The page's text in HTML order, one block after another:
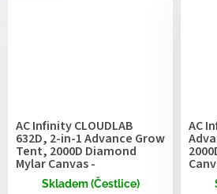
AC Infinity CLOUDLAB
632D, 2-in-1 Advance Grow
Tent, 2000D Diamond
Mylar Canvas -
90x60x180cm
Skladem (Čestlice)
AC